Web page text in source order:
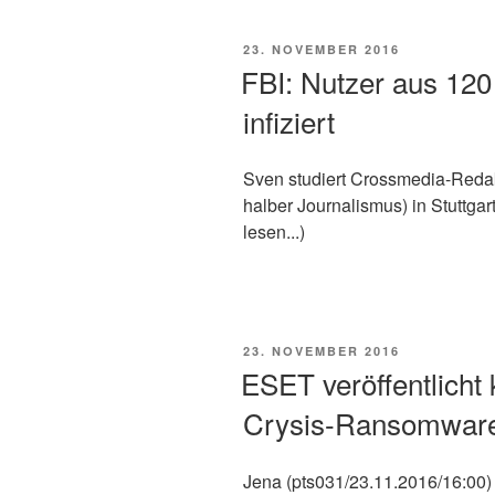
VERÖFFENTLICHT
23. NOVEMBER 2016
FBI: Nutzer aus
infiziert
Sven studiert Crossmedia-
halber Journalismus) in
lesen...)
VERÖFFENTLICHT
23. NOVEMBER 2016
ESET
Crysis-
Jena (pts031/23.11.2016/